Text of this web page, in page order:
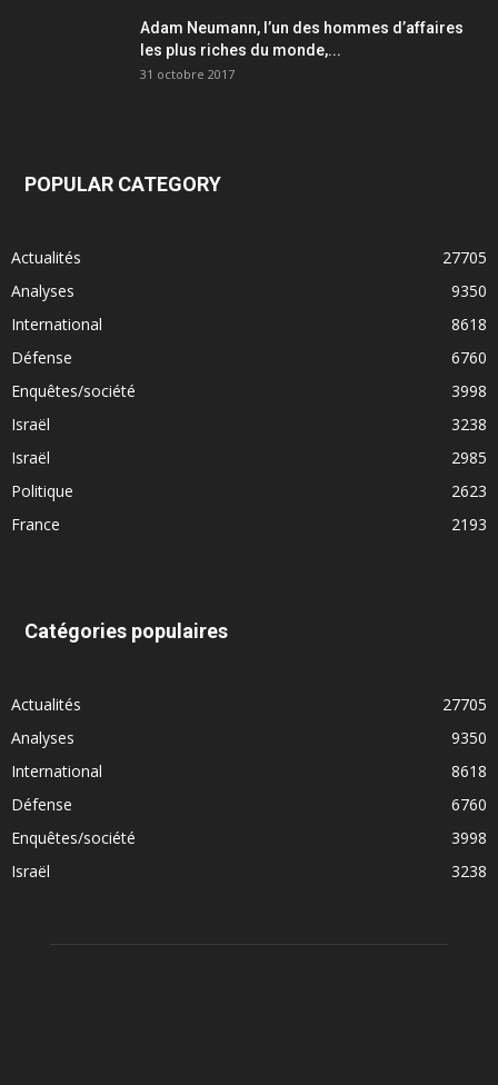
Adam Neumann, l’un des hommes d’affaires
les plus riches du monde,...
31 octobre 2017
POPULAR CATEGORY
Actualités
27705
Analyses
9350
International
8618
Défense
6760
Enquêtes/société
3998
Israël
3238
Israël
2985
Politique
2623
France
2193
Catégories populaires
Actualités
27705
Analyses
9350
International
8618
Défense
6760
Enquêtes/société
3998
Israël
3238